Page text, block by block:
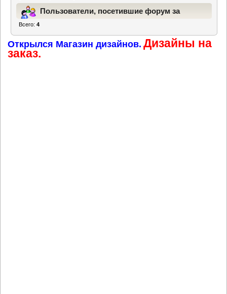
Пользователи, посетившие форум за
Всего:4
Открылся Магазин дизайнов. Дизайны на
заказ.